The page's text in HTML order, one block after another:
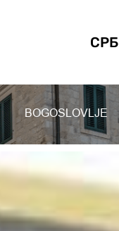
СРБ
BOGOSLOVLJE